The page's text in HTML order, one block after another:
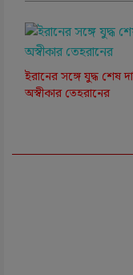
ইরানের সঙ্গে যুদ্ধ শেষ
অস্বীকার তেহরানের